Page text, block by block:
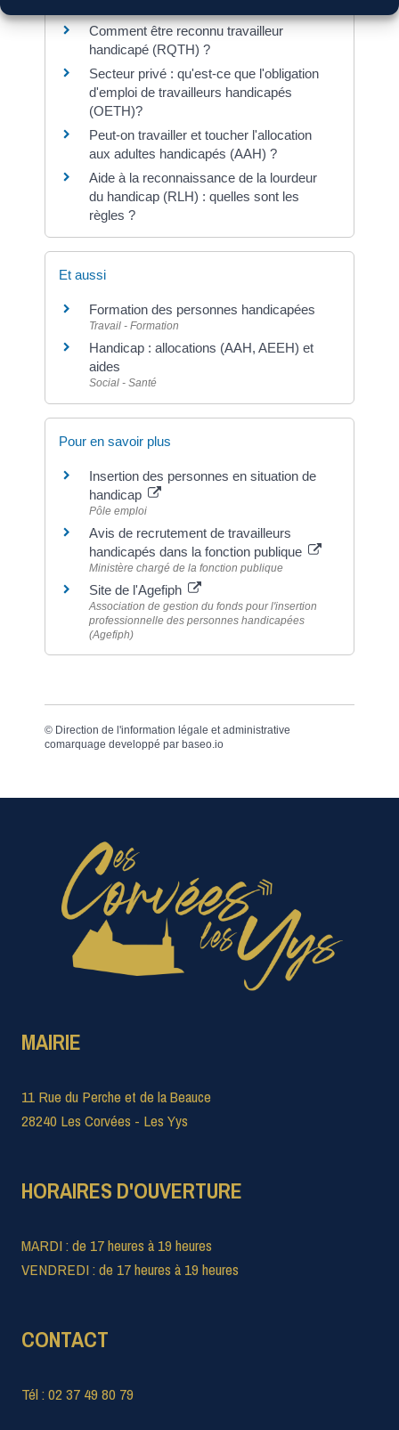
Comment être reconnu travailleur
handicapé (RQTH) ?
Secteur privé : qu'est-ce que l'obligation
d'emploi de travailleurs handicapés
(OETH)?
Peut-on travailler et toucher l'allocation
aux adultes handicapés (AAH) ?
Aide à la reconnaissance de la lourdeur
du handicap (RLH) : quelles sont les
règles ?
Et aussi
Formation des personnes handicapées
Travail - Formation
Handicap : allocations (AAH, AEEH) et
aides
Social - Santé
Pour en savoir plus
Insertion des personnes en situation de
handicap
Pôle emploi
Avis de recrutement de travailleurs
handicapés dans la fonction publique
Ministère chargé de la fonction publique
Site de l'Agefiph
Association de gestion du fonds pour l'insertion
professionnelle des personnes handicapées
(Agefiph)
© Direction de l'information légale et administrative
comarquage developpé par baseo.io
MAIRIE
11 Rue du Perche et de la Beauce
28240 Les Corvées - Les Yys
HORAIRES D'OUVERTURE
MARDI : de 17 heures à 19 heures
VENDREDI : de 17 heures à 19 heures
CONTACT
Tél : 02 37 49 80 79